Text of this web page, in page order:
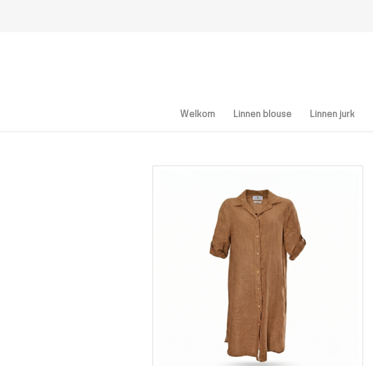
Welkom Linnen blouse Linnen jurk